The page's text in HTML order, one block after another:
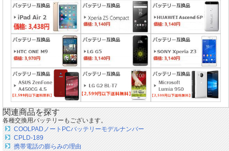
関連商品を探す
各種交換用バッテリーもございます。
COOLPADノートPCバッテリーモデルナンバー
CPLD-189
携帯電話の膨らみの理由